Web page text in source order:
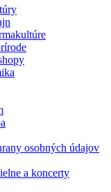
osobných údajov
a koncerty